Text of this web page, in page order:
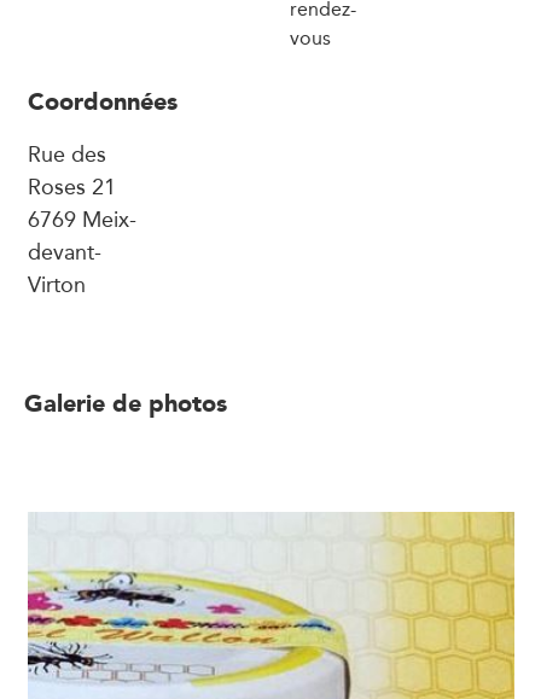
rendez-
vous
Coordonnées
Rue des
Roses 21
6769 Meix-
devant-
Virton
Galerie de photos